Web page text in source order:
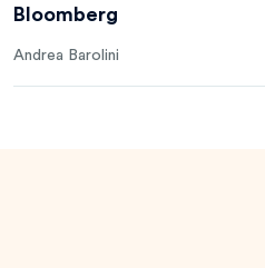
Bloomberg
Andrea Barolini